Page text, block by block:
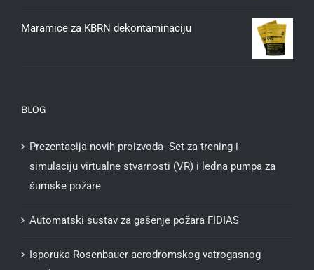
Maramice za KBRN dekontaminaciju
BLOG
Prezentacija novih proizvoda- Set za trening i
simulaciju virtualne stvarnosti (VR) i leđna pumpa za
šumske požare
Automatski sustav za gašenje požara FIDIAS
Isporuka Rosenbauer aerodromskog vatrogasnog